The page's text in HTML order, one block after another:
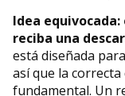
Idea
reciba una
está diseñada
así que la
fundamental. Un